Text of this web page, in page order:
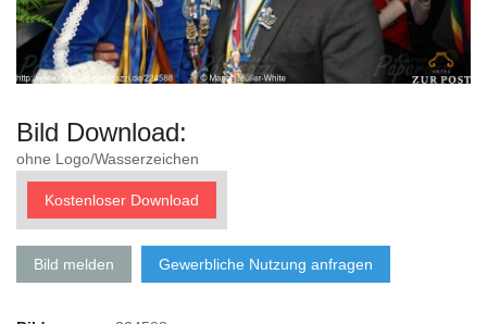
Bild Download:
ohne Logo/Wasserzeichen
Kostenloser Download
Bild melden Gewerbliche Nutzung anfragen